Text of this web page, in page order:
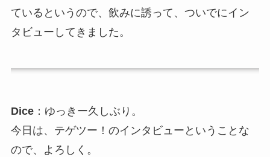
ているというので、飲みに誘って、ついでにイン
タビューしてきました。
Dice：ゆっきー久しぶり。
今日は、テゲツー！のインタビューということな
ので、よろしく。